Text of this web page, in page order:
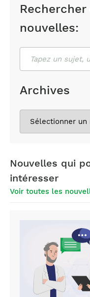
nouvelles:
Archives
Nouvelles qui
intéresser
Voir toutes les